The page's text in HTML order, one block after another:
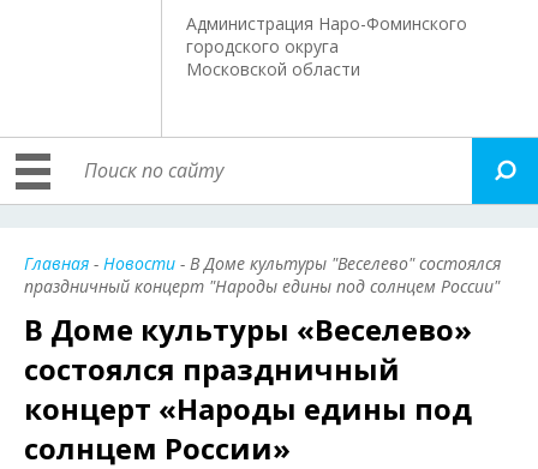
Администрация Наро-Фоминского
городского округа
Московской области
Главная - Новости - В Доме культуры "Веселево" состоялся
праздничный концерт "Народы едины под солнцем России"
В Доме культуры «Веселево»
состоялся праздничный
концерт «Народы едины под
солнцем России»